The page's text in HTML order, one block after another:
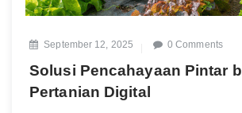
September 12, 2025 0 Comments
Solusi Pencahayaan Pintar
Pertanian Digital